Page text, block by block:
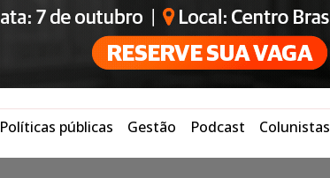
Políticas públicas Gestão Podcast Colunistas